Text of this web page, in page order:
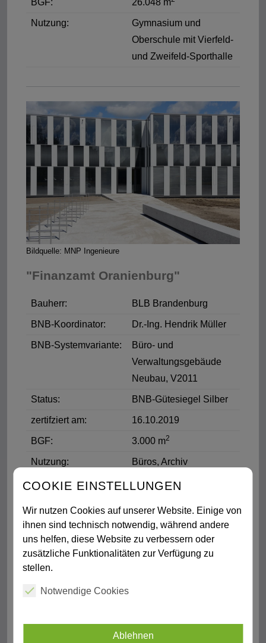
BGF: 26.048 m
Nutzung:
Gymnasium und
Oberschule mit Vierfeld-
und Zweifeld-Sporthalle
Bildquelle: MNP Ingenieure
"Finanzamt Oranienburg"
Bauherr: BLB Brandenburg
BNB-Koordinator: Dr.-Ing. Hendrik Müller
BNB-Systemvariante:
Büro- und
Verwaltungsgebäude
Neubau, V2011
Status: BNB-Gütesiegel Silber
zertifziert am: 16.10.2019
BGF: 3.000 m2
Nutzung: Büros, Archiv
COOKIE EINSTELLUNGEN
Wir nutzen Cookies auf unserer Website. Einige von
ihnen sind technisch notwendig, während andere
uns helfen, diese Website zu verbessern oder
zusätzliche Funktionalitäten zur Verfügung zu
stellen.
Notwendige Cookies
Ablehnen